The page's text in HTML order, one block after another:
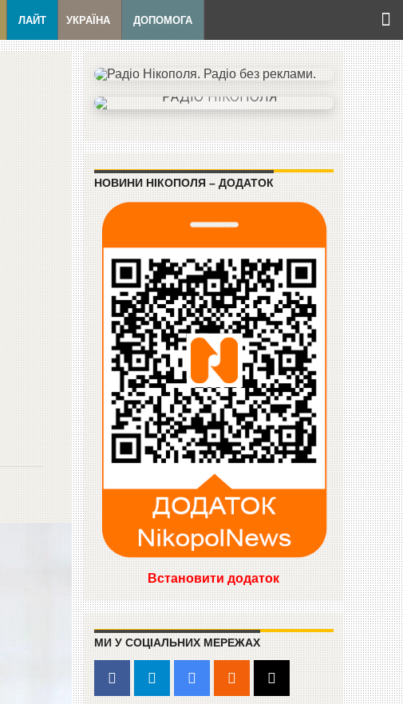
ЛАЙТ УКРАЇНА ДОПОМОГА
НОВИНИ НІКОПОЛЯ – ДОДАТОК
Встановити додаток
МИ У СОЦІАЛЬНИХ МЕРЕЖАХ